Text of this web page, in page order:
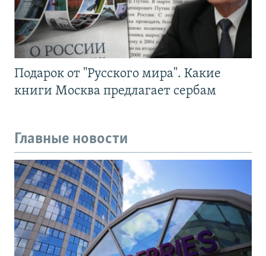
Подарок от "Русского мира". Какие
книги Москва предлагает сербам
Главные новости